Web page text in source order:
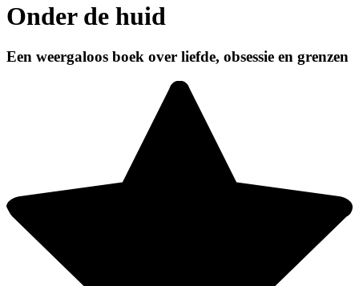
Onder de huid
Een weergaloos boek over liefde, obsessie en grenzen